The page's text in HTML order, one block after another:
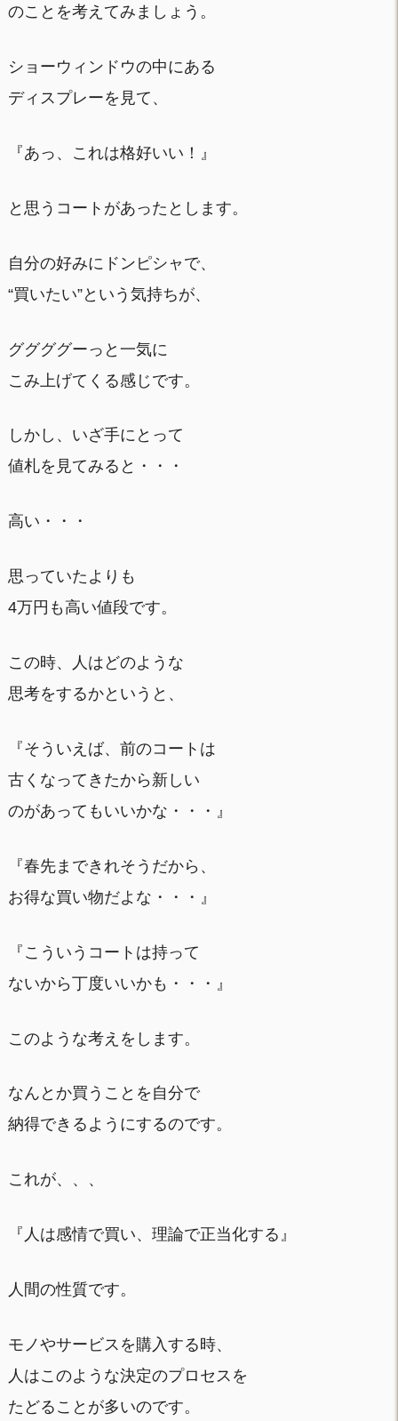
のことを考えてみましょう。
ショーウィンドウの中にある
ディスプレーを見て、
『あっ、これは格好いい！』
と思うコートがあったとします。
自分の好みにドンピシャで、
“買いたい”という気持ちが、
ググググーっと一気に
こみ上げてくる感じです。
しかし、いざ手にとって
値札を見てみると・・・
高い・・・
思っていたよりも
4万円も高い値段です。
この時、人はどのような
思考をするかというと、
『そういえば、前のコートは
古くなってきたから新しい
のがあってもいいかな・・・』
『春先まできれそうだから、
お得な買い物だよな・・・』
『こういうコートは持って
ないから丁度いいかも・・・』
このような考えをします。
なんとか買うことを自分で
納得できるようにするのです。
これが、、、
『人は感情で買い、理論で正当化する』
人間の性質です。
モノやサービスを購入する時、
人はこのような決定のプロセスを
たどることが多いのです。